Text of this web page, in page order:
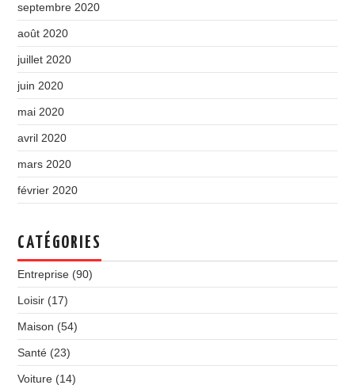
septembre 2020
août 2020
juillet 2020
juin 2020
mai 2020
avril 2020
mars 2020
février 2020
CATÉGORIES
Entreprise (90)
Loisir (17)
Maison (54)
Santé (23)
Voiture (14)